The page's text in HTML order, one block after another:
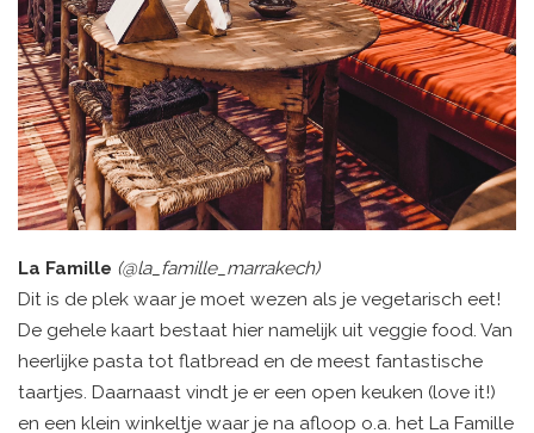
La Famille (@la_famille_marrakech)
Dit is de plek waar je moet wezen als je vegetarisch eet!
De gehele kaart bestaat hier namelijk uit veggie food. Van
heerlijke pasta tot flatbread en de meest fantastische
taartjes. Daarnaast vindt je er een open keuken (love it!)
en een klein winkeltje waar je na afloop o.a. het La Famille